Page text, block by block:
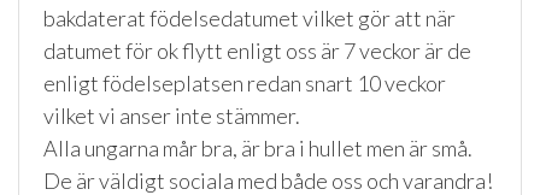
bakdaterat födelsedatumet vilket gör att när
datumet för ok flytt enligt oss är 7 veckor är de
enligt födelseplatsen redan snart 10 veckor
vilket vi anser inte stämmer.
Alla ungarna mår bra, är bra i hullet men är små.
De är väldigt sociala med både oss och varandra!